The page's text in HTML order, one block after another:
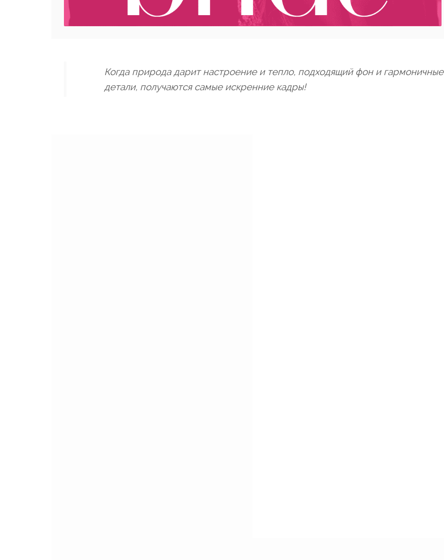
Когда природа дарит настроение и тепло, подходящий фон и гармоничные
детали, получаются самые искренние кадры!